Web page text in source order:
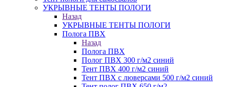
УКРЫВНЫЕ ТЕНТЫ ПОЛОГИ
Назад
УКРЫВНЫЕ ТЕНТЫ ПОЛОГИ
Полога ПВХ
Назад
Полога ПВХ
Полог ПВХ 300 г/м2 синий
Тент ПВХ 400 г/м2 синий
Тент ПВХ с люверсами 500 г/м2 синий